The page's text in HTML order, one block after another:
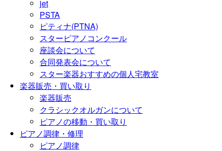
jet
PSTA
ピティナ(PTNA)
スターピアノコンクール
座談会について
合同発表会について
スター楽器おすすめの個人宅教室
楽器販売・買い取り
楽器販売
クラシックオルガンについて
ピアノの移動・買い取り
ピアノ調律・修理
ピアノ調律